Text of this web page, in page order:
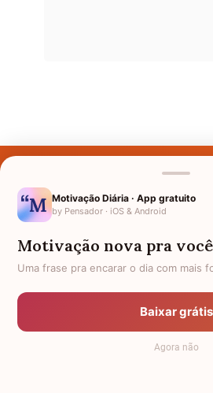
Nomes pelo
Política de
Anuncie
Termos de Uso
Motivação Diária · App gratuito
by Pensador · iOS & Android
Motivação nova pra
Uma frase pra encarar o dia com mais
Baixar grátis
Agora não